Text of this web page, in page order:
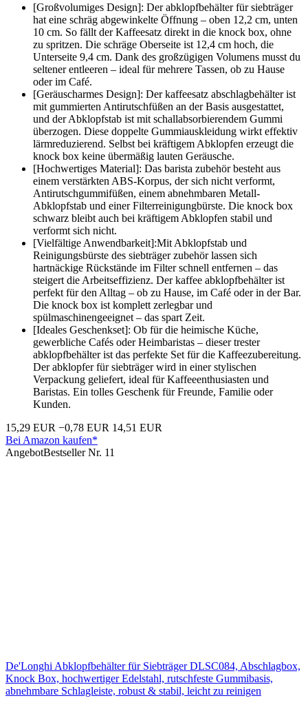
[Großvolumiges Design]​: Der abklopfbehälter für siebträger​
hat eine schräg abgewinkelte Öffnung – oben 12,2 cm, unten
10 cm. So fällt der Kaffeesatz direkt in die knock box, ohne
zu spritzen. Die schräge Oberseite ist 12,4 cm hoch, die
Unterseite 9,4 cm. Dank des großzügigen Volumens musst du
seltener entleeren – ideal für mehrere Tassen, ob zu Hause
oder im Café.
[Geräuscharmes Design]​: Der kaffeesatz abschlagbehälter​ ist
mit gummierten Antirutschfüßen an der Basis ausgestattet,
und der Abklopfstab ist mit schallabsorbierendem Gummi
überzogen. Diese doppelte Gummiauskleidung wirkt effektiv
lärmreduzierend. Selbst bei kräftigem Abklopfen erzeugt die
knock box​ keine übermäßig lauten Geräusche.
[Hochwertiges Material]​: Das barista zubehör​ besteht aus
einem verstärkten ABS-Korpus, der sich nicht verformt,
Antirutschgummifüßen, einem abnehmbaren Metall-
Abklopfstab und einer Filterreinigungbürste. Die knock box
schwarz​ bleibt auch bei kräftigem Abklopfen stabil und
verformt sich nicht.
[Vielfältige Anwendbarkeit]​:Mit Abklopfstab und
Reinigungsbürste des siebträger zubehör​ lassen sich
hartnäckige Rückstände im Filter schnell entfernen – das
steigert die Arbeitseffizienz. Der kaffee abklopfbehälter​ ist
perfekt für den Alltag – ob zu Hause, im Café oder in der Bar.
Die knock box​ ist komplett zerlegbar und
spülmaschinengeeignet – das spart Zeit.
[Ideales Geschenkset]​: Ob für die heimische Küche,
gewerbliche Cafés oder Heimbaristas – dieser trester
abklopfbehälter​ ist das perfekte Set für die Kaffeezubereitung.
Der abklopfer für siebträger​ wird in einer stylischen
Verpackung geliefert, ideal für Kaffeeenthusiasten und
Baristas. Ein tolles Geschenk für Freunde, Familie oder
Kunden.
15,29 EUR −0,78 EUR 14,51 EUR
Bei Amazon kaufen*
AngebotBestseller Nr. 11
De'Longhi Abklopfbehälter für Siebträger DLSC084, Abschlagbox,
Knock Box, hochwertiger Edelstahl, rutschfeste Gummibasis,
abnehmbare Schlagleiste, robust & stabil, leicht zu reinigen